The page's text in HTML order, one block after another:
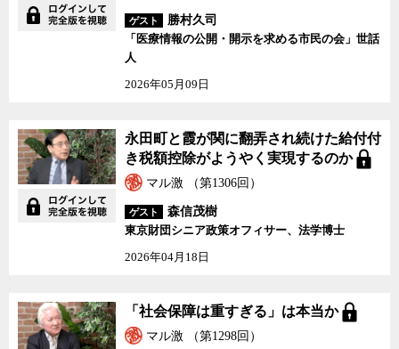
ゲスト
勝村久司
「医療情報の公開・開示を求める市民の会」世話
人
2026年05月09日
永田町と霞が関に翻弄され続けた給付付
き税額控除がようやく実現するのか
マル激 （第1306回）
ゲスト
森信茂樹
東京財団シニア政策オフィサー、法学博士
2026年04月18日
「社会保障は重すぎる」は本当か
マル激 （第1298回）